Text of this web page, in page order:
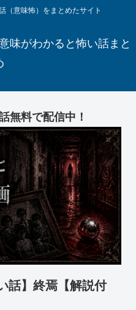
意味怖）をまとめたサイト
味がわかると怖い話まと
無料で配信中！
話】終焉【解説付